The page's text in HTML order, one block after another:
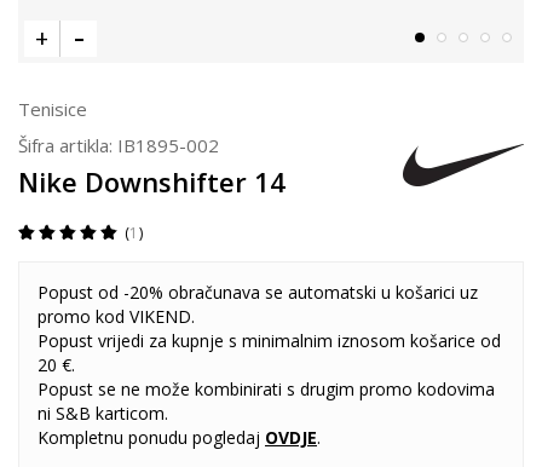
Tenisice
Šifra artikla: IB1895-002
Nike Downshifter 14
1
Popust od -20% obračunava se automatski u košarici uz
promo kod VIKEND.
Popust vrijedi za kupnje s minimalnim iznosom košarice od
20 €.
Popust se ne može kombinirati s drugim promo kodovima
ni S&B karticom.
Kompletnu ponudu pogledaj OVDJE.